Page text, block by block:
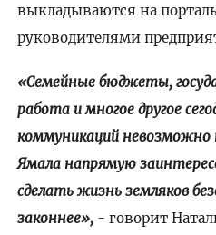
выкладываются на
руководителями
«Семейные бюджеты,
работа и многое другое
коммуникаций невозможно
Ямала напрямую
сделать жизнь земляков
законнее»,- говорит